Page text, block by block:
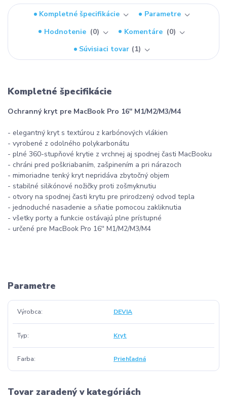
Kompletné špecifikácie
Parametre
Hodnotenie
0 Komentáre
0
Súvisiaci tovar
1
Kompletné špecifikácie
Ochranný kryt pre MacBook Pro 16'' M1/M2/M3/M4
- elegantný kryt s textúrou z karbónových vlákien
- vyrobené z odolného polykarbonátu
- plné 360-stupňové krytie z vrchnej aj spodnej časti MacBooku
- chráni pred poškriabaním, zašpinením a pri nárazoch
- mimoriadne tenký kryt nepridáva zbytočný objem
- stabilné silikónové nožičky proti zošmyknutiu
- otvory na spodnej časti krytu pre prirodzený odvod tepla
- jednoduché nasadenie a sňatie pomocou zakliknutia
- všetky porty a funkcie ostávajú plne prístupné
- určené pre MacBook Pro 16'' M1/M2/M3/M4
Parametre
Výrobca DEVIA
Typ Kryt
Farba Priehľadná
Tovar zaradený v kategóriách